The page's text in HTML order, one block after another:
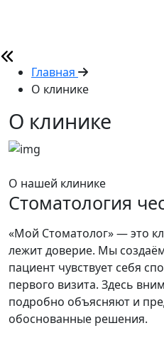
Главная
О клинике
О клинике
О нашей клинике
Стоматология
«Мой Стоматолог» — это
лежит доверие. Мы
пациент чувствует себя
первого визита. Здесь
подробно объясняют и
обоснованные решения.